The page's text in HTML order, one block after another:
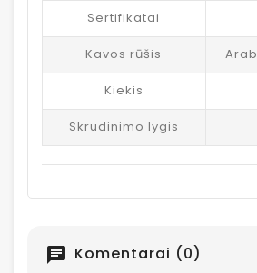
Sertifikatai
Kavos rūšis
Kiekis
Skrudinimo lygis
chat Komentarai (0)